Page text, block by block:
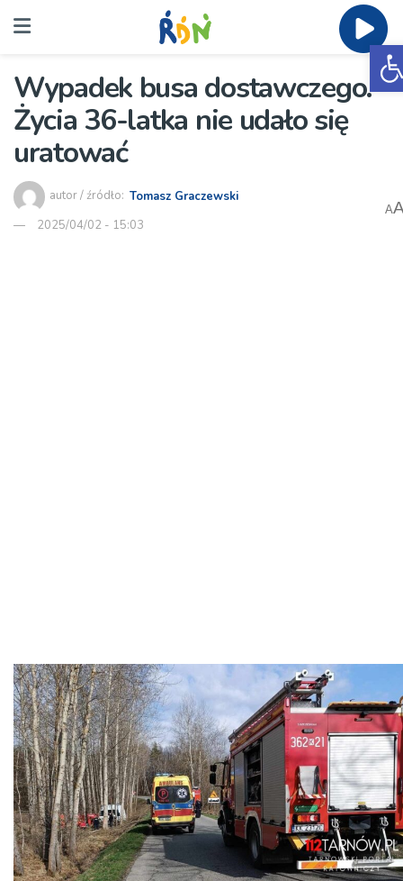
Wypadek busa dostawczego.
Życia 36-latka nie udało się
uratować
autor / źródło: Tomasz Graczewski
2025/04/02 - 15:03
A